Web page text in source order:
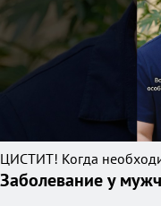
ЦИСТИТ! Когда
Заболевание у